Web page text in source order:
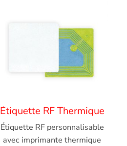
Étiquette RF Thermique
Étiquette RF personnalisable
avec imprimante thermique